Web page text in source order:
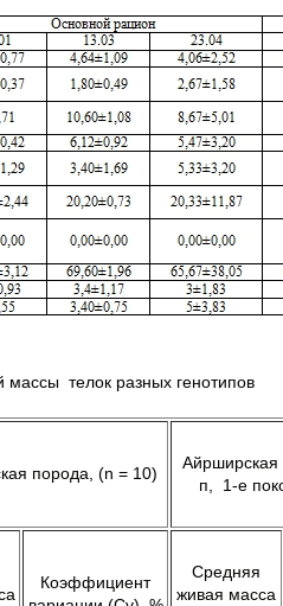
телок разных генотипов
порода, (n = 10)
Айрширская
п, 1-е
Коэффициент
Средняя
живая масса